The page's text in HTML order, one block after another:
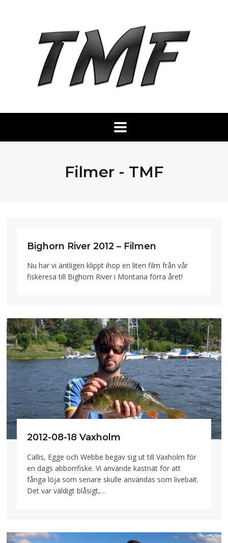
Filmer - TMF
Bighorn River 2012 – Filmen
Nu har vi äntligen klippt ihop en liten film från vår
fiskeresa till Bighorn River i Montana förra året!
2012-08-18 Vaxholm
Callis, Egge och Webbe begav sig ut till Vaxholm för
en dags abborrfiske. Vi använde kastnät för att
fånga löja som senare skulle användas som livebait.
Det var väldigt blåsigt,…